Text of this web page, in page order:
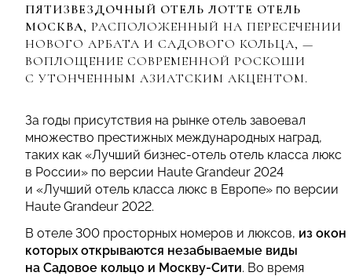
ПЯТИЗВЕЗДОЧНЫЙ ОТЕЛЬ ЛОТТЕ ОТЕЛЬ
МОСКВА, РАСПОЛОЖЕННЫЙ НА ПЕРЕСЕЧЕНИИ
НОВОГО АРБАТА И САДОВОГО КОЛЬЦА, —
ВОПЛОЩЕНИЕ СОВРЕМЕННОЙ РОСКОШИ
С УТОНЧЕННЫМ АЗИАТСКИМ АКЦЕНТОМ.
За годы присутствия на рынке отель завоевал
множество престижных международных наград,
таких как «Лучший бизнес-отель отель класса люкс
в России» по версии Haute Grandeur 2024
и «Лучший отель класса люкс в Европе» по версии
Haute Grandeur 2022.
В отеле 300 просторных номеров и люксов, из окон
которых открываются незабываемые виды
на Садовое кольцо и Москву-Сити. Во время